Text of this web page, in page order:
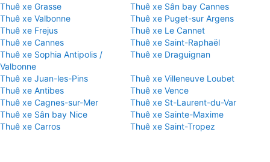
Thuê xe Grasse
Thuê xe Sân bay Cannes
Thuê xe Valbonne
Thuê xe Puget-sur Argens
Thuê xe Frejus
Thuê xe Le Cannet
Thuê xe Cannes
Thuê xe Saint-Raphaël
Thuê xe Sophia Antipolis /
Valbonne
Thuê xe Draguignan
Thuê xe Juan-les-Pins
Thuê xe Villeneuve Loubet
Thuê xe Antibes
Thuê xe Vence
Thuê xe Cagnes-sur-Mer
Thuê xe St-Laurent-du-Var
Thuê xe Sân bay Nice
Thuê xe Sainte-Maxime
Thuê xe Carros
Thuê xe Saint-Tropez